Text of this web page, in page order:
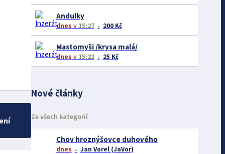
Andulky
dnes v 15:27 200 Kč
Mastomyši /krysa malá/
dnes v 15:22 25 Kč
Nové články
Ze všech kategorií
Chov hroznýšovce duhového
dnes Jan Vorel (JaVor)